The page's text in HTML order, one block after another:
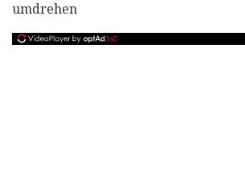
umdrehen